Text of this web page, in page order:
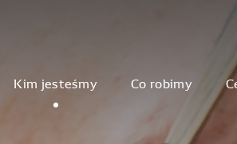
Kim jesteśmy Co robimy